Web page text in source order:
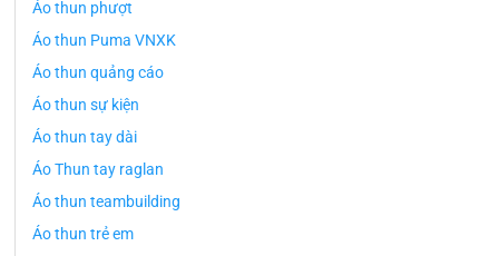
Áo thun phượt
Áo thun Puma VNXK
Áo thun quảng cáo
Áo thun sự kiện
Áo thun tay dài
Áo Thun tay raglan
Áo thun teambuilding
Áo thun trẻ em